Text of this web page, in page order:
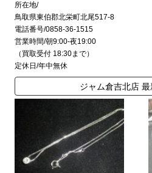
所在地/
鳥取県東伯郡北栄町北尾517-8
電話番号/0858-36-1515
営業時間/朝9:00-夜19:00
（買取受付 18:30まで）
定休日/年中無休
ジャム倉吉北店